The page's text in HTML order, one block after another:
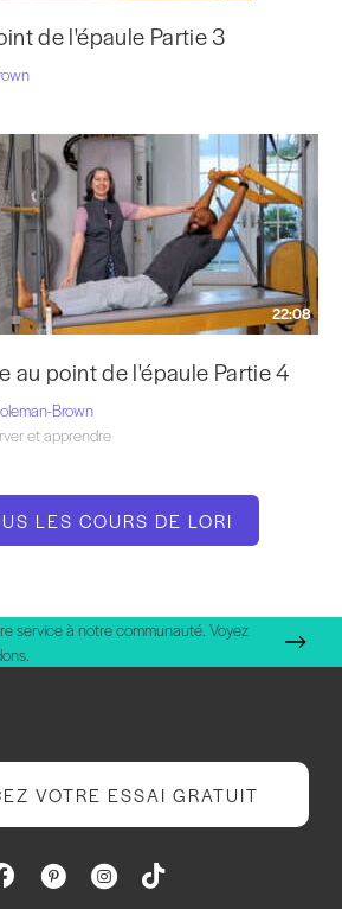
de l'épaule Partie 3
22:08
au point de l'épaule Partie 4
Brown
et apprendre
LES COURS DE LORI
service à notre communauté. Voyez
VOTRE ESSAI GRATUIT